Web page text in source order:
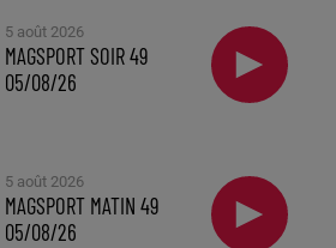
5 août 2026
MAGSPORT SOIR 49
05/08/26
5 août 2026
MAGSPORT MATIN 49
05/08/26